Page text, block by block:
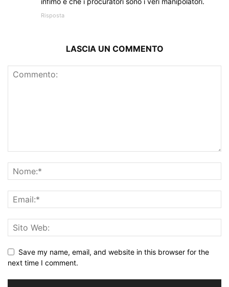
Risposta
LASCIA UN COMMENTO
Save my name, email, and website in this browser for the
next time I comment.